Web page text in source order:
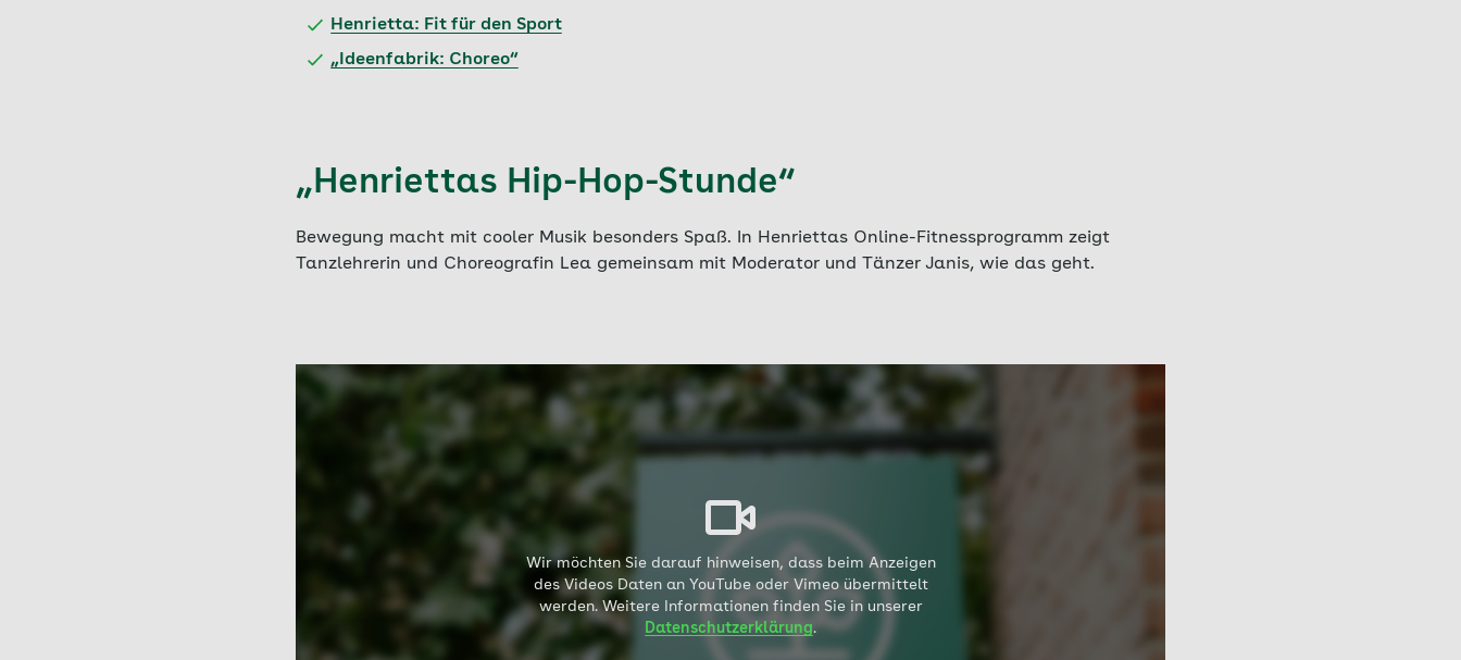
Henrietta: Fit für den Sport
„Ideenfabrik: Choreo“
„Henriettas Hip-Hop-Stunde“
Bewegung macht mit cooler Musik besonders Spaß. In Henriettas Online-Fitnessprogramm zeigt
Tanzlehrerin und Choreografin Lea gemeinsam mit Moderator und Tänzer Janis, wie das geht.
Wir möchten Sie darauf hinweisen, dass beim Anzeigen
des Videos Daten an YouTube oder Vimeo übermittelt
werden. Weitere Informationen finden Sie in unserer
Datenschutzerklärung.